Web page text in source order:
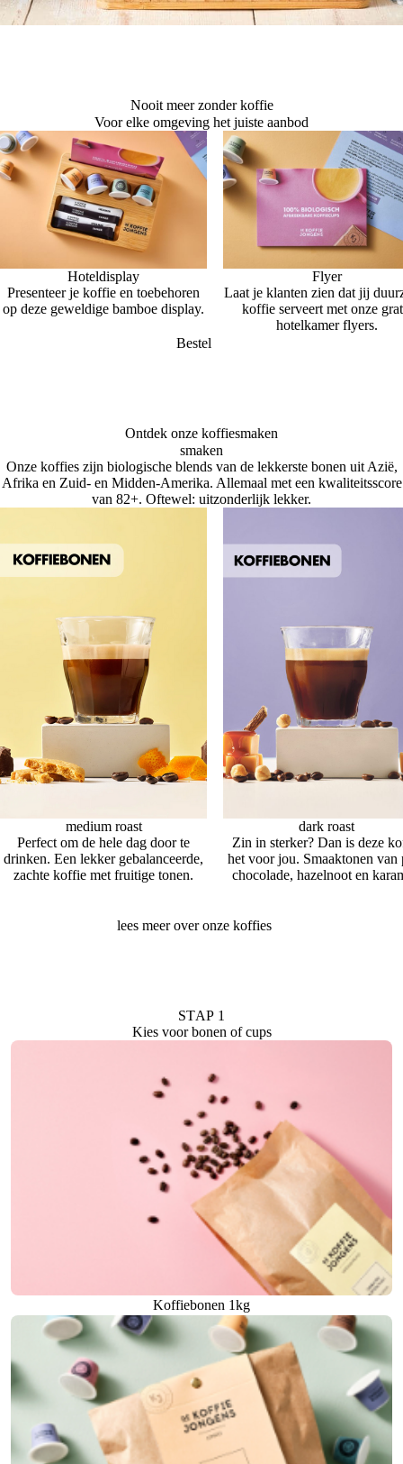
Nooit meer zonder koffie
Voor elke omgeving het juiste aanbod
Hoteldisplay
Presenteer je koffie en toebehoren
op deze geweldige bamboe display.
Flyer
Laat je klanten zien dat jij
koffie serveert met onze
hotelkamer flyers.
Bestel
Ontdek onze koffiesmaken
smaken
Onze koffies zijn biologische blends van de lekkerste bonen uit Azië,
Afrika en Zuid- en Midden-Amerika. Allemaal met een kwaliteitsscore
van 82+. Oftewel: uitzonderlijk lekker.
medium roast
Perfect om de hele dag door te
drinken. Een lekker gebalanceerde,
zachte koffie met fruitige tonen.
dark roast
Zin in sterker? Dan is deze
het voor jou. Smaaktonen van
chocolade, hazelnoot en
lees meer over onze koffies
STAP 1
Kies voor bonen of cups
Koffiebonen 1kg